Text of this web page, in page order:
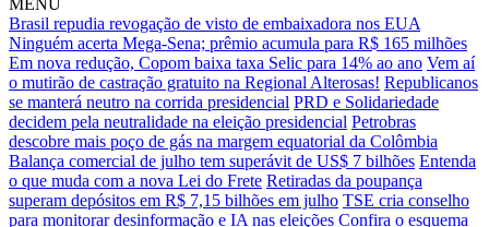
Brasil repudia revogação de visto de embaixadora nos EUA
Ninguém acerta Mega-Sena; prêmio acumula para R$ 165 milhões
Em nova redução, Copom baixa taxa Selic para 14% ao ano Vem aí
o mutirão de castração gratuito na Regional Alterosas! Republicanos
se manterá neutro na corrida presidencial PRD e Solidariedade
decidem pela neutralidade na eleição presidencial Petrobras
descobre mais poço de gás na margem equatorial da Colômbia
Balança comercial de julho tem superávit de US$ 7 bilhões Entenda
o que muda com a nova Lei do Frete Retiradas da poupança
superam depósitos em R$ 7,15 bilhões em julho TSE cria conselho
para monitorar desinformação e IA nas eleições Confira o esquema